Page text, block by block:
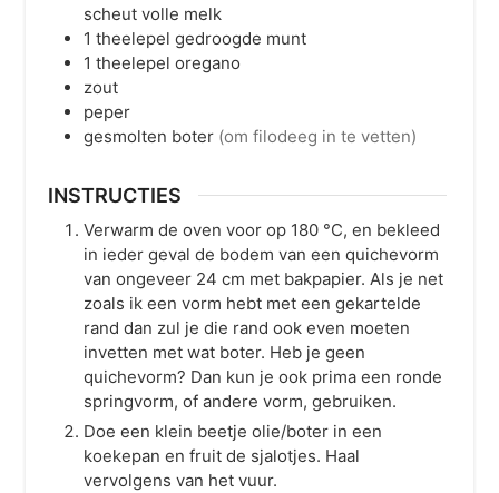
scheut volle melk
1 theelepel gedroogde munt
1 theelepel oregano
zout
peper
gesmolten boter (om filodeeg in te vetten)
INSTRUCTIES
Verwarm de oven voor op 180 °C, en bekleed
in ieder geval de bodem van een quichevorm
van ongeveer 24 cm met bakpapier. Als je net
zoals ik een vorm hebt met een gekartelde
rand dan zul je die rand ook even moeten
invetten met wat boter. Heb je geen
quichevorm? Dan kun je ook prima een ronde
springvorm, of andere vorm, gebruiken.
Doe een klein beetje olie/boter in een
koekepan en fruit de sjalotjes. Haal
vervolgens van het vuur.